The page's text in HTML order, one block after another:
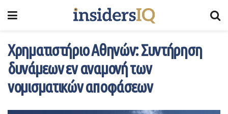
Χρηματιστήριο Αθηνών: Συντήρηση
δυνάμεων εν αναμονή των
νομισματικών αποφάσεων